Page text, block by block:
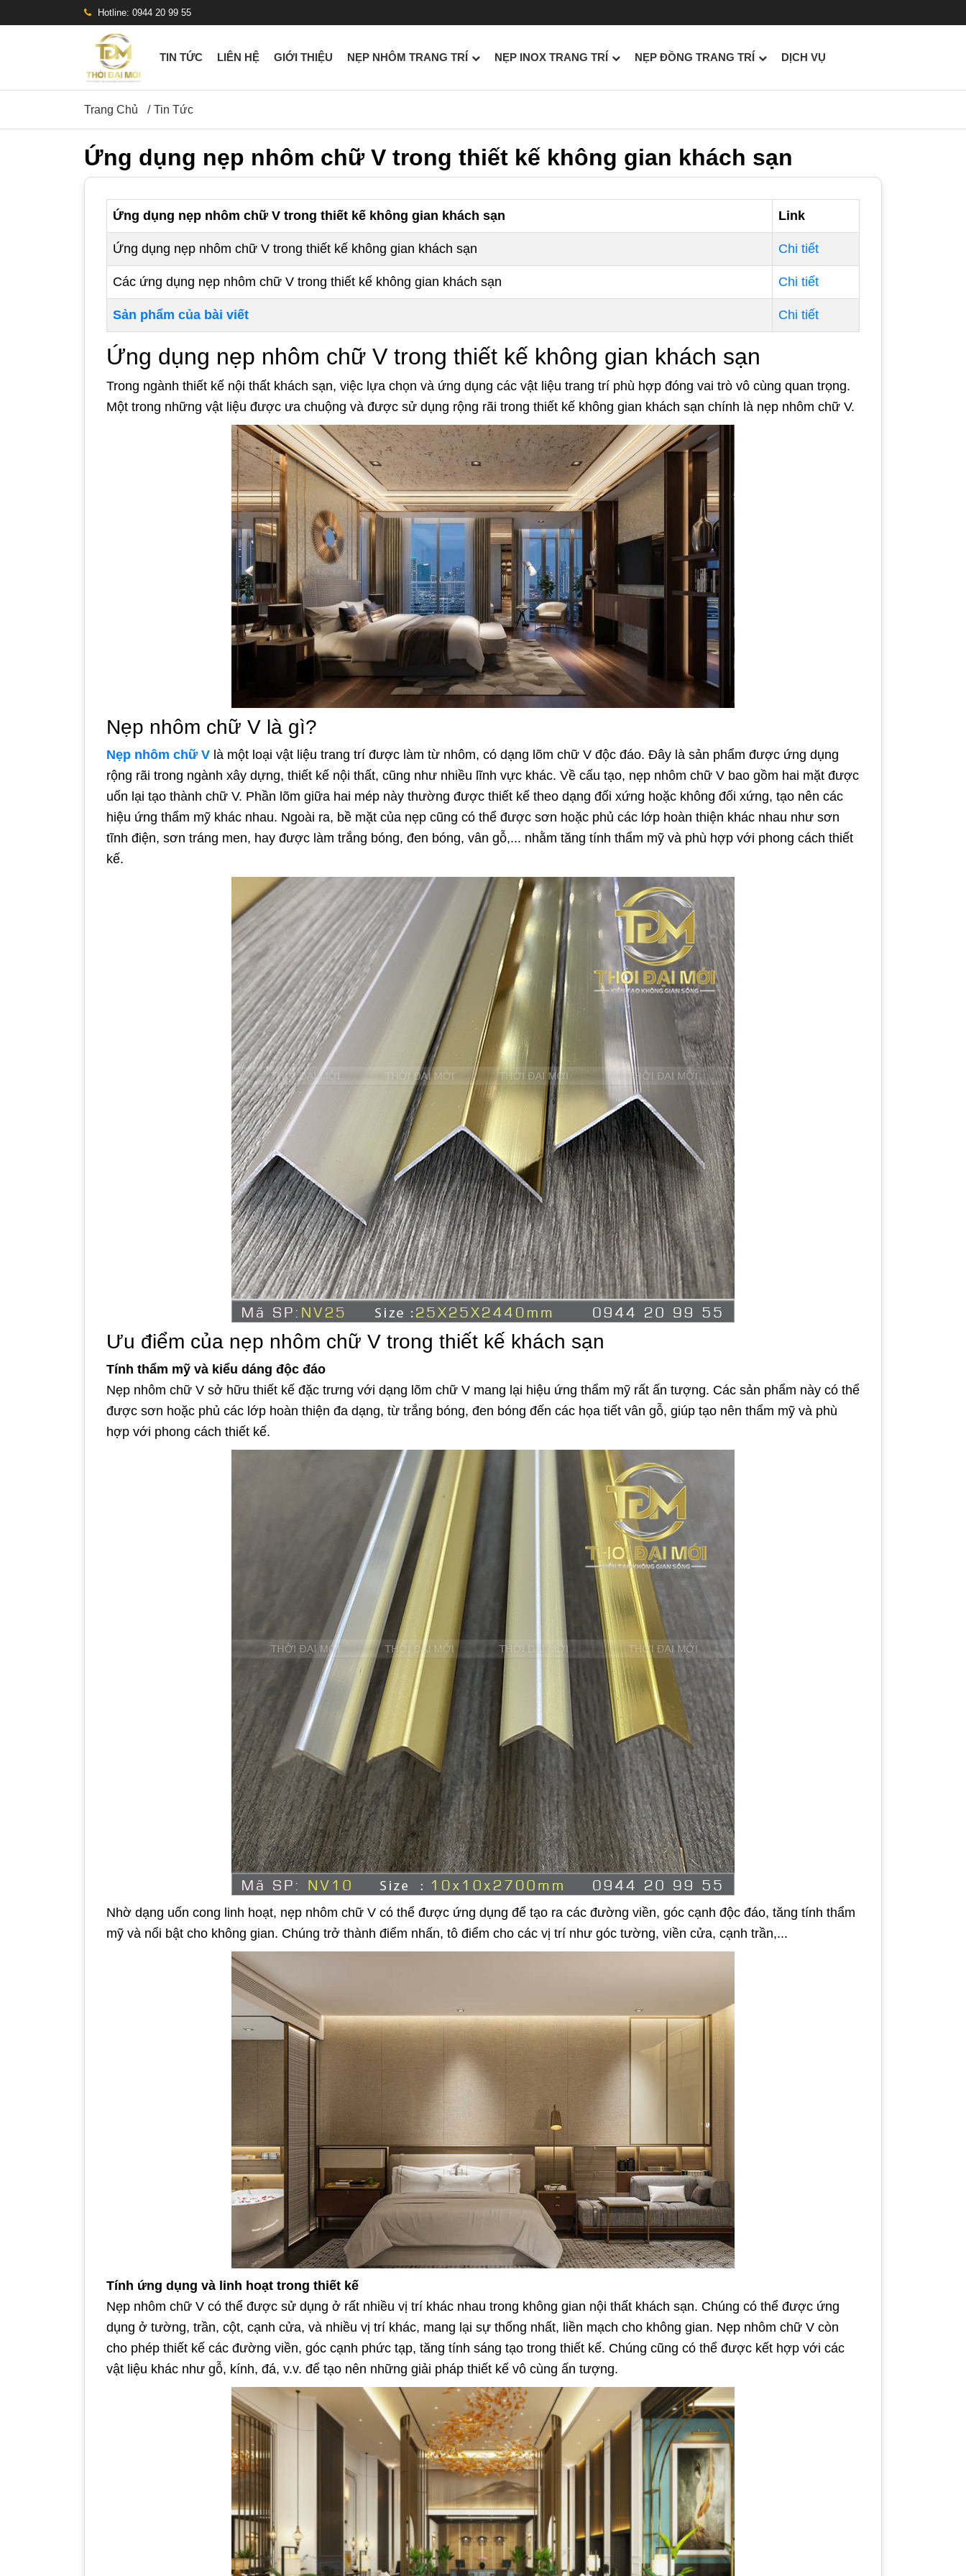
Hotline: 0944 20 99 55
TIN TỨC LIÊN HỆ GIỚI THIỆU NẸP NHÔM TRANG TRÍ NẸP INOX TRANG TRÍ NẸP ĐỒNG TRANG TRÍ DỊCH VỤ
Trang Chủ Tin Tức
Ứng dụng nẹp nhôm chữ V trong thiết kế không gian khách sạn
Ứng dụng nẹp nhôm chữ V trong thiết kế không gian khách sạn Link
Ứng dụng nẹp nhôm chữ V trong thiết kế không gian khách sạn Chi tiết
Các ứng dụng nẹp nhôm chữ V trong thiết kế không gian khách sạn Chi tiết
Sản phẩm của bài viết Chi tiết
Ứng dụng nẹp nhôm chữ V trong thiết kế không gian khách sạn
Trong ngành thiết kế nội thất khách sạn, việc lựa chọn và ứng dụng các vật liệu trang trí phù hợp đóng vai trò vô cùng quan trọng.
Một trong những vật liệu được ưa chuộng và được sử dụng rộng rãi trong thiết kế không gian khách sạn chính là nẹp nhôm chữ V.
Nẹp nhôm chữ V là gì?
Nẹp nhôm chữ V là một loại vật liệu trang trí được làm từ nhôm, có dạng lõm chữ V độc đáo. Đây là sản phẩm được ứng dụng
rộng rãi trong ngành xây dựng, thiết kế nội thất, cũng như nhiều lĩnh vực khác. Về cấu tạo, nẹp nhôm chữ V bao gồm hai mặt được
uốn lại tạo thành chữ V. Phần lõm giữa hai mép này thường được thiết kế theo dạng đối xứng hoặc không đối xứng, tạo nên các
hiệu ứng thẩm mỹ khác nhau. Ngoài ra, bề mặt của nẹp cũng có thể được sơn hoặc phủ các lớp hoàn thiện khác nhau như sơn
tĩnh điện, sơn tráng men, hay được làm trắng bóng, đen bóng, vân gỗ,... nhằm tăng tính thẩm mỹ và phù hợp với phong cách thiết
kế.
Ưu điểm của nẹp nhôm chữ V trong thiết kế khách sạn
Tính thẩm mỹ và kiểu dáng độc đáo
Nẹp nhôm chữ V sở hữu thiết kế đặc trưng với dạng lõm chữ V mang lại hiệu ứng thẩm mỹ rất ấn tượng. Các sản phẩm này có thể
được sơn hoặc phủ các lớp hoàn thiện đa dạng, từ trắng bóng, đen bóng đến các họa tiết vân gỗ, giúp tạo nên thẩm mỹ và phù
hợp với phong cách thiết kế.
Nhờ dạng uốn cong linh hoạt, nẹp nhôm chữ V có thể được ứng dụng để tạo ra các đường viền, góc cạnh độc đáo, tăng tính thẩm
mỹ và nổi bật cho không gian. Chúng trở thành điểm nhấn, tô điểm cho các vị trí như góc tường, viền cửa, cạnh trần,...
Tính ứng dụng và linh hoạt trong thiết kế
Nẹp nhôm chữ V có thể được sử dụng ở rất nhiều vị trí khác nhau trong không gian nội thất khách sạn. Chúng có thể được ứng
dụng ở tường, trần, cột, cạnh cửa, và nhiều vị trí khác, mang lại sự thống nhất, liền mạch cho không gian. Nẹp nhôm chữ V còn
cho phép thiết kế các đường viền, góc cạnh phức tạp, tăng tính sáng tạo trong thiết kế. Chúng cũng có thể được kết hợp với các
vật liệu khác như gỗ, kính, đá, v.v. để tạo nên những giải pháp thiết kế vô cùng ấn tượng.